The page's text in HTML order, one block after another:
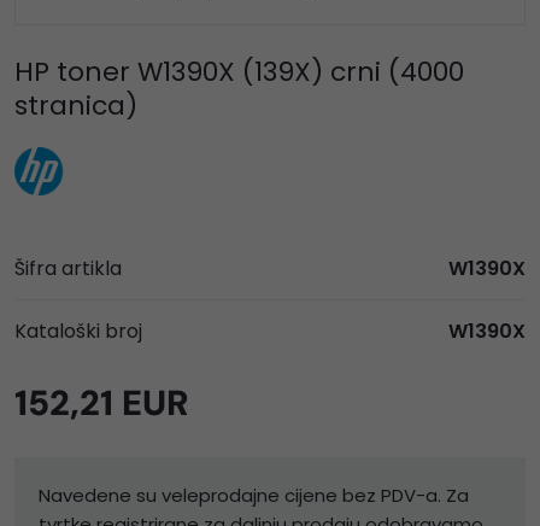
HP toner W1390X (139X) crni (4000
stranica)
Šifra artikla W1390X
Kataloški broj W1390X
152,21 EUR
Navedene su veleprodajne cijene bez PDV-a. Za